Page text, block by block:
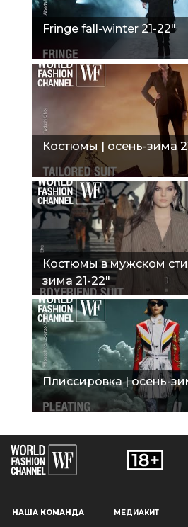
Наш сайт использует файлы cookie
Fringe fall-winter 21-22"
Костюмы | осень-зима
Костюмы в мужском
зима 21-22"
Плиссировка | осень-
НАША КОМАНДА МЕДИАКИТ